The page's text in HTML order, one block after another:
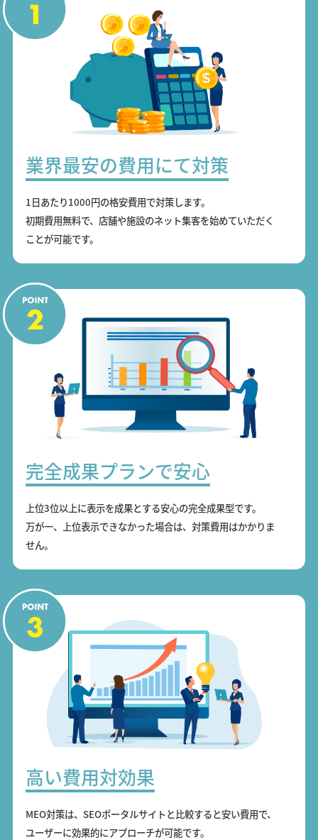
業界最安の費用にて対策
1日あたり1000円の格安費用で対策します。
初期費用無料で、店舗や施設のネット集客を始めていただく
ことが可能です。
完全成果プランで安心
上位3位以上に表示を成果とする安心の完全成果型です。
万が一、上位表示できなかった場合は、対策費用はかかりま
せん。
高い費用対効果
MEO対策は、SEOポータルサイトと比較すると安い費用で、
ユーザーに効果的にアプローチが可能です。